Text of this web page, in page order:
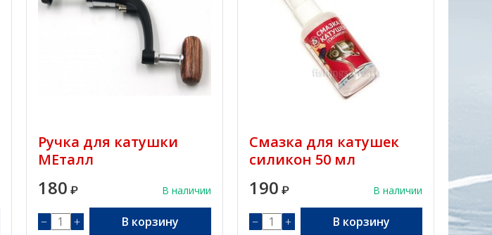
Ручка для катушки
МЕталл
180 ₽ В наличии
− + В корзину
Смазка для катушек
силикон 50 мл
190 ₽ В наличии
− + В корзину